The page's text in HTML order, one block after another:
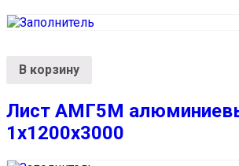
В корзину
Лист АМГ5М
1х1200х3000